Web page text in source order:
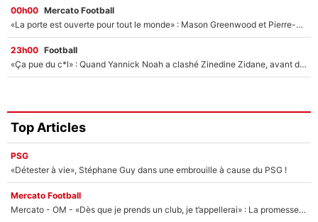
00h00 Mercato Football
«La porte est ouverte pour tout le monde» : Mason Greenwood et Pierre-Emerick Aubameyang ont quitté l'OM, Amine Gouiri balance sur la suite du mercato et sur la réaction du vestiaire !
23h00 Football
«Ça pue du c*l» : Quand Yannick Noah a clashé Zinedine Zidane, avant de se faire recadrer par le nouveau sélectionneur de l'équipe de France !
Top Articles
PSG
«Détester à vie», Stéphane Guy dans une embrouille à cause du PSG !
Mercato Football
Mercato - OM - «Dès que je prends un club, je t’appellerai» : La promesse de Marcelino au moment de claquer la porte